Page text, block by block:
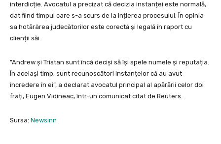
interdicție. Avocatul a precizat că decizia instanței este normală,
dat fiind timpul care s-a scurs de la ințierea procesului. În opinia
sa hotărârea judecătorilor este corectă și legală în raport cu
clienții săi.
”Andrew și Tristan sunt încă deciși să își spele numele și reputația.
În același timp, sunt recunoscători instanțelor că au avut
încredere în ei”, a declarat avocatul principal al apărării celor doi
frați, Eugen Vidineac, într-un comunicat citat de Reuters.
Sursa: Newsinn